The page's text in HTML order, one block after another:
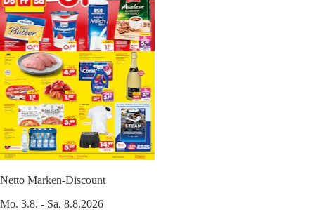
Netto Marken-Discount
Mo. 3.8. - Sa. 8.8.2026